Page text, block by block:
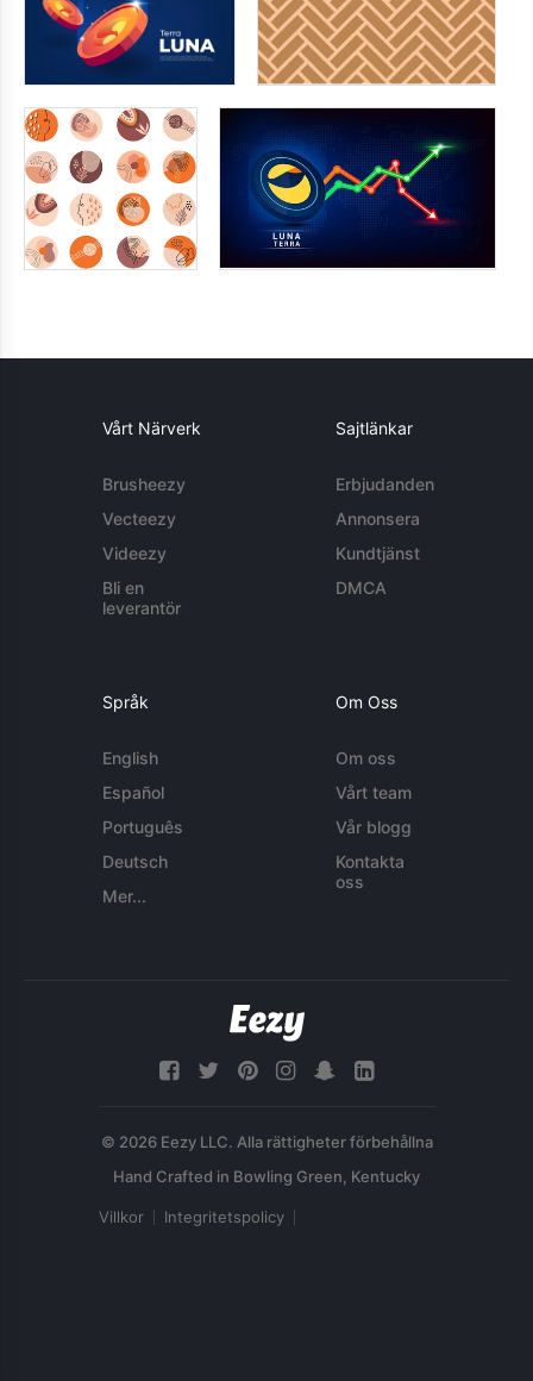
Vårt Närverk
Brusheezy
Vecteezy
Videezy
Bli en
leverantör
Sajtlänkar
Erbjudanden
Annonsera
Kundtjänst
DMCA
Språk
English
Español
Português
Deutsch
Mer...
Om Oss
Om oss
Vårt team
Vår blogg
Kontakta
oss
© 2026 Eezy LLC. Alla rättigheter förbehållna
Villkor Integritetspolicy